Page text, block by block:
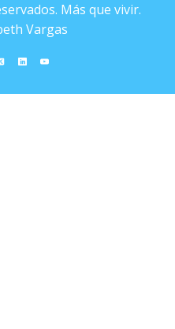
Más que vivir.
Vargas